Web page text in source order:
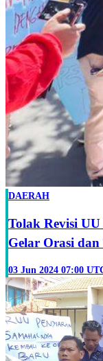
DAERAH
Tolak Revisi
Gelar Orasi
03 Jun 2024 07:00